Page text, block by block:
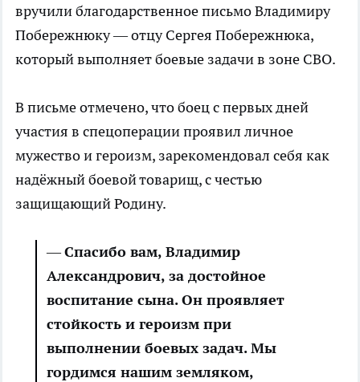
вручили благодарственное письмо Владимиру
Побережнюку — отцу Сергея Побережнюка,
который выполняет боевые задачи в зоне СВО.
В письме отмечено, что боец с первых дней
участия в спецоперации проявил личное
мужество и героизм, зарекомендовал себя как
надёжный боевой товарищ, с честью
защищающий Родину.
—Спасибо вам, Владимир
Александрович, за достойное
воспитание сына. Он проявляет
стойкость и героизм при
выполнении боевых задач. Мы
гордимся нашим земляком,